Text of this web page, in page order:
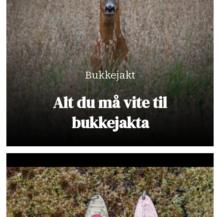
Bukkejakt
Alt du må vite til
bukkejakta